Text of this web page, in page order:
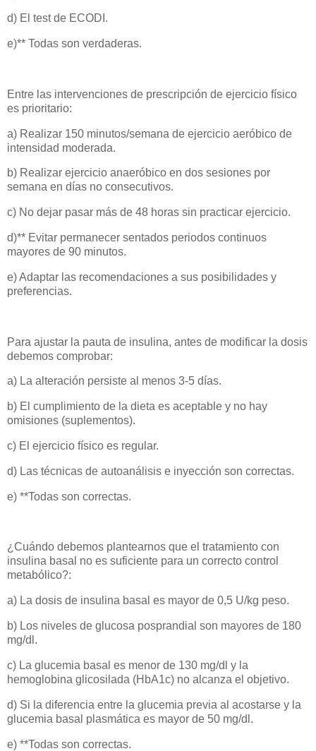
d) El test de ECODI.
e)** Todas son verdaderas.
Entre las intervenciones de prescripción de ejercicio físico
es prioritario:
a) Realizar 150 minutos/semana de ejercicio aeróbico de
intensidad moderada.
b) Realizar ejercicio anaeróbico en dos sesiones por
semana en días no consecutivos.
c) No dejar pasar más de 48 horas sin practicar ejercicio.
d)** Evitar permanecer sentados periodos continuos
mayores de 90 minutos.
e) Adaptar las recomendaciones a sus posibilidades y
preferencias.
Para ajustar la pauta de insulina, antes de modificar la dosis
debemos comprobar:
a) La alteración persiste al menos 3-5 días.
b) El cumplimiento de la dieta es aceptable y no hay
omisiones (suplementos).
c) El ejercicio físico es regular.
d) Las técnicas de autoanálisis e inyección son correctas.
e) **Todas son correctas.
¿Cuándo debemos plantearnos que el tratamiento con
insulina basal no es suficiente para un correcto control
metabólico?:
a) La dosis de insulina basal es mayor de 0,5 U/kg peso.
b) Los niveles de glucosa posprandial son mayores de 180
mg/dl.
c) La glucemia basal es menor de 130 mg/dl y la
hemoglobina glicosilada (HbA1c) no alcanza el objetivo.
d) Si la diferencia entre la glucemia previa al acostarse y la
glucemia basal plasmática es mayor de 50 mg/dl.
e) **Todas son correctas.